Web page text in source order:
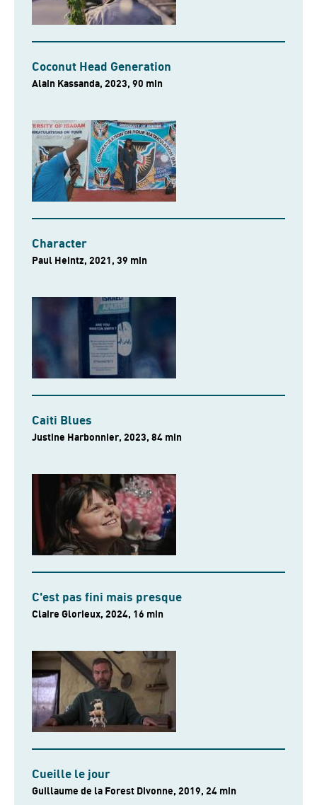
Coconut Head Generation
Alain Kassanda, 2023, 90 min
Character
Paul Heintz, 2021, 39 min
Caiti Blues
Justine Harbonnier, 2023, 84 min
C'est pas fini mais presque
Claire Glorieux, 2024, 16 min
Cueille le jour
Guillaume de la Forest Divonne, 2019, 24 min